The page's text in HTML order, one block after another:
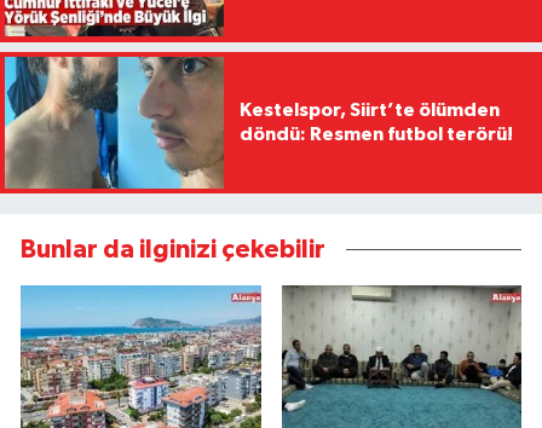
Kestelspor, Siirt’te ölümden
döndü: Resmen futbol terörü!
Bunlar da ilginizi çekebilir